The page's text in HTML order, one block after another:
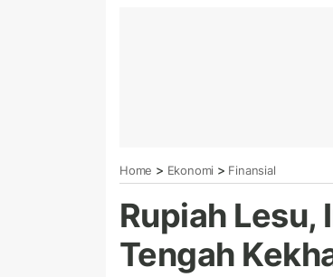
Home > Ekonomi > Finansial
Rupiah Lesu,
Tengah